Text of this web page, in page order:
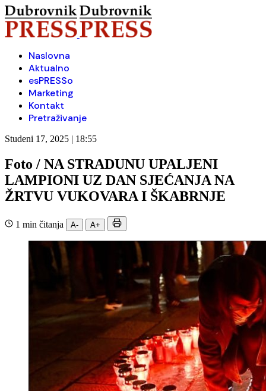
Naslovna
Aktualno
esPRESSo
Marketing
Kontakt
Pretraživanje
Studeni 17, 2025 | 18:55
Foto / NA STRADUNU UPALJENI
LAMPIONI UZ DAN SJEĆANJA NA
ŽRTVU VUKOVARA I ŠKABRNJE
1 min čitanja A- A+